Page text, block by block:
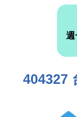
週
404327